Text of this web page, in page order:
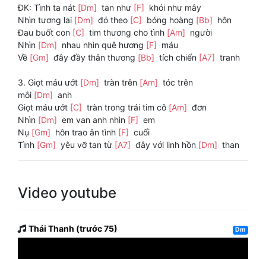
ĐK: Tình ta nát [Dm] tan như [F] khói như mây
Nhìn tương lai [Dm] đó theo [C] bóng hoàng [Bb] hôn
Đau buốt con [C] tim thương cho tình [Am] người
Nhìn [Dm] nhau nhìn quê hương [F] máu
Về [Gm] đây đầy thân thương [Bb] tích chiến [A7] tranh
3. Giọt máu ướt [Dm] tràn trên [Am] tóc trên
môi [Dm] anh
Giọt máu ướt [C] tràn trong trái tim cô [Am] đơn
Nhìn [Dm] em van anh nhìn [F] em
Nụ [Gm] hôn trao ân tình [F] cuối
Tình [Gm] yêu vỡ tan từ [A7] đây với linh hồn [Dm] than
Video youtube
Thái Thanh (trước 75) Dm